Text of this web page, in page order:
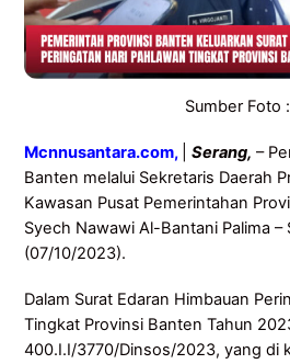
Sumber Foto
Mcnnusantara.com, |Serang, –
Banten melalui Sekretaris Daerah
Kawasan Pusat Pemerintahan
Syech Nawawi Al-Bantani Palima –
(07/10/2023).
Dalam Surat Edaran Himbauan
Tingkat Provinsi Banten Tahun
400.I.I/3770/Dinsos/2023, yang di